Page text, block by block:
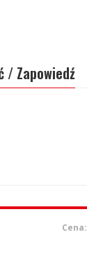
/ Zapowiedź
Cena: